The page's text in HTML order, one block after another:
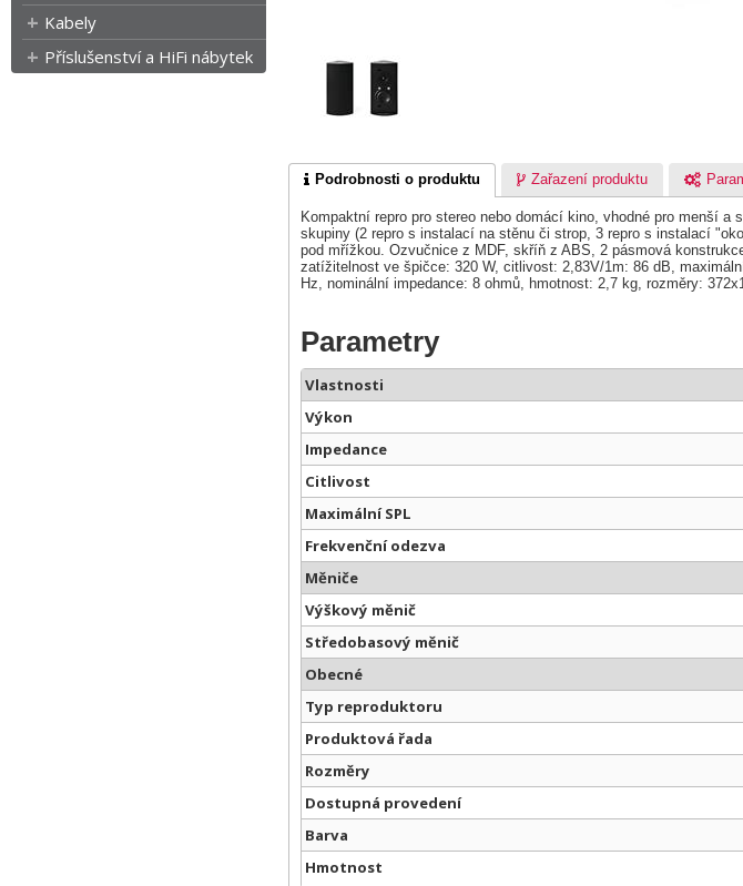
Kabely
Příslušenství a HiFi nábytek
Podrobnosti o produktu Zařazení produktu
Kompaktní repro pro stereo nebo domácí kino, vhodné pro menší
skupiny (2 repro s instalací na stěnu či strop, 3 repro s instalací
pod mřížkou. Ozvučnice z MDF, skříň z ABS, 2 pásmová
zatížitelnost ve špičce: 320 W, citlivost: 2,83V/1m: 86 dB,
Hz, nominální impedance: 8 ohmů, hmotnost: 2,7 kg, rozměry:
Parametry
Vlastnosti
Výkon
Impedance
Citlivost
Maximální SPL
Frekvenční odezva
Měniče
Výškový měnič
Středobasový měnič
Obecné
Typ reproduktoru
Produktová řada
Rozměry
Dostupná provedení
Barva
Hmotnost